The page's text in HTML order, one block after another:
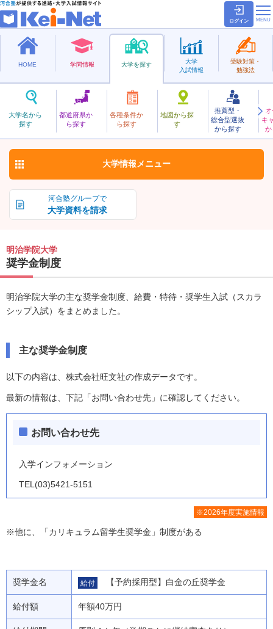
ログイン
HOME 学問情報 大学を探す
大学名から
探す
都道府県か
ら探す
各種条件か
ら探す
地図から探
す
推薦型・
総合型選抜
から探す
キ
か
大学
入試情報
受験対策・
勉強法
私立
めいじがくいん
明治学院大学 お気に入り
河合塾グループで
大学資料を請求
大学情報 メニュー
明治学院大学
奨学金制度
明治学院大学の主な奨学金制度、給費・特待・奨学生入試（スカラ
シップ入試）をまとめました。
主な奨学金制度
以下の内容は、株式会社旺文社の作成データです。
最新の情報は、下記「お問い合わせ先」に確認してください。
お問い合わせ先
入学インフォメーション
TEL(03)5421-5151
※2026年度実施情報
※他に、「カリキュラム留学生奨学金」制度がある
奨学金名 給付 【予約採用型】白金の丘奨学金
給付額 年額40万円